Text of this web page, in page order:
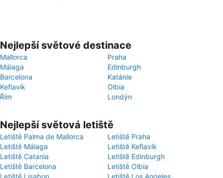
Nejlepší světové destinace
Mallorca
Praha
Málaga
Edinburgh
Barcelona
Katánie
Keflavík
Olbia
Řím
Londýn
Nejlepší světová letiště
Letiště Palma de Mallorca
Letiště Praha
Letiště Málaga
Letiště Keflavík
Letiště Catania
Letiště Edinburgh
Letiště Barcelona
Letiště Olbia
Letiště Lisabon
Letiště Los Angeles